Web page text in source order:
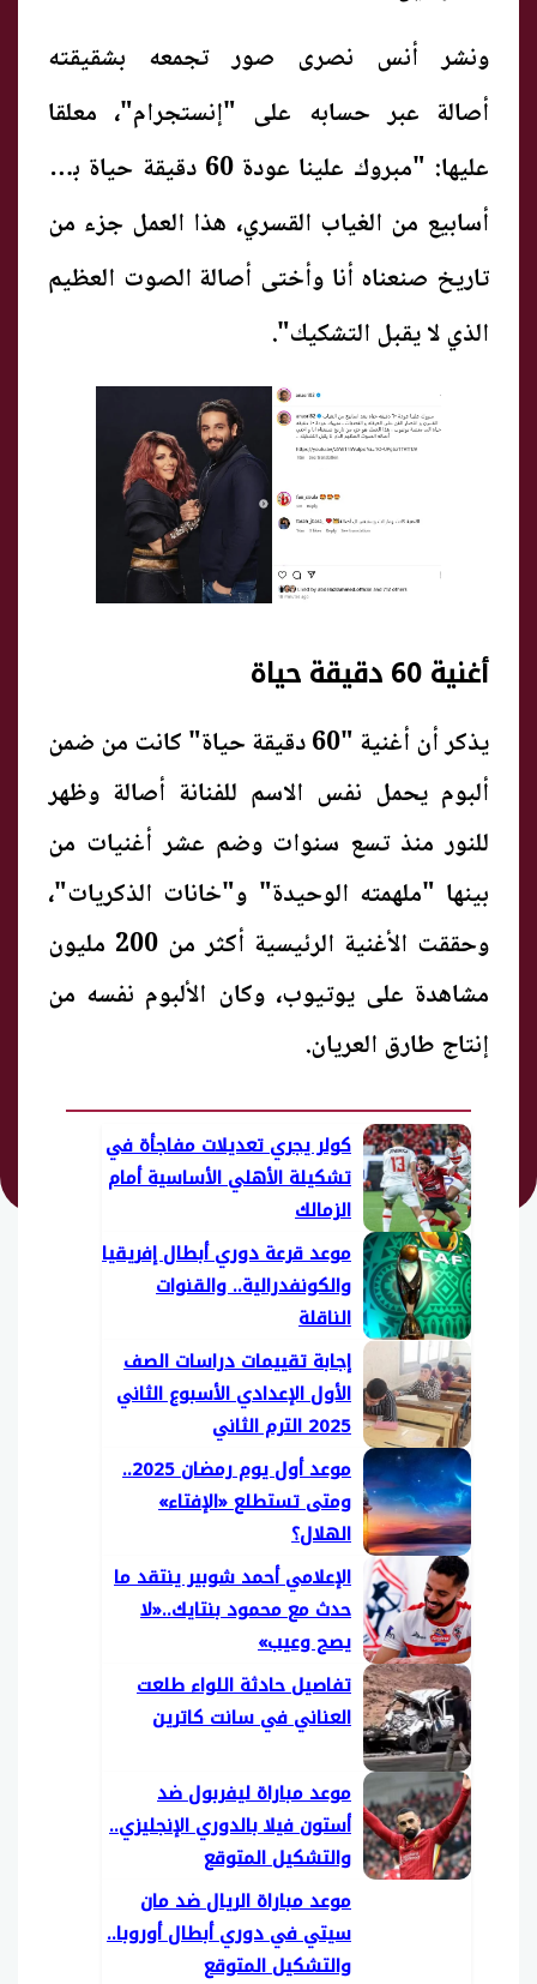
ونشر أنس نصرى صور تجمعه بشقيقته
أصالة عبر حسابه على "إنستجرام"، معلقا
عليها: "مبروك علينا عودة 60 دقيقة حياة بعد
أسابيع من الغياب القسري، هذا العمل جزء من
تاريخ صنعناه أنا وأختى أصالة الصوت العظيم
الذي لا يقبل التشكيك".
أغنية 60 دقيقة حياة
يذكر أن أغنية "60 دقيقة حياة" كانت من ضمن
ألبوم يحمل نفس الاسم للفنانة أصالة وظهر
للنور منذ تسع سنوات وضم عشر أغنيات من
بينها "ملهمته الوحيدة" و"خانات الذكريات"،
وحققت الأغنية الرئيسية أكثر من 200 مليون
مشاهدة على يوتيوب، وكان الألبوم نفسه من
إنتاج طارق العريان.
كولر يجري تعديلات مفاجأة في
تشكيلة الأهلي الأساسية أمام
الزمالك
موعد قرعة دوري أبطال إفريقيا
والكونفدرالية.. والقنوات
الناقلة
إجابة تقييمات دراسات الصف
الأول الإعدادي الأسبوع الثاني
2025 الترم الثاني
موعد أول يوم رمضان 2025..
ومتى تستطلع «الإفتاء»
الهلال؟
الإعلامي أحمد شوبير ينتقد ما
حدث مع محمود بنتايك..«لا
يصح وعيب»
تفاصيل حادثة اللواء طلعت
العناني في سانت كاترين
موعد مباراة ليفربول ضد
أستون فيلا بالدوري الإنجليزي..
والتشكيل المتوقع
موعد مباراة الريال ضد مان
سيتي في دوري أبطال أوروبا..
والتشكيل المتوقع